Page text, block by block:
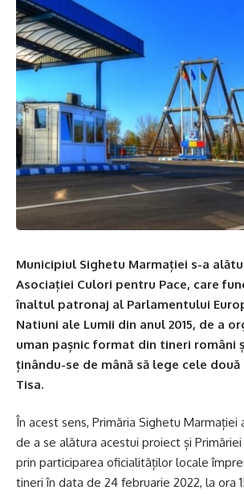
Municipiul Sighetu Marmației s-a
Asociației Culori pentru Pace, care
înaltul patronaj al Parlamentului
Natiuni ale Lumii din anul 2015, de a
uman pașnic format din tineri români
ținându-se de mână să lege cele
Tisa.
În acest sens, Primăria Sighetu Marmației
de a se alătura acestui proiect și Primăriei
prin participarea oficialităților locale
tineri în data de 24 februarie 2022, la ora